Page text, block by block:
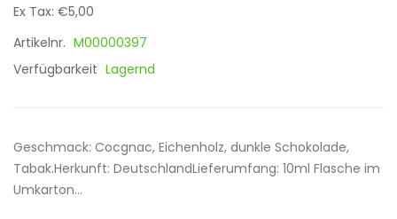
Ex Tax: €5,00
Artikelnr. M00000397
Verfügbarkeit Lagernd
Geschmack: Cocgnac, Eichenholz, dunkle Schokolade,
Tabak.Herkunft: DeutschlandLieferumfang: 10ml Flasche im
Umkarton...